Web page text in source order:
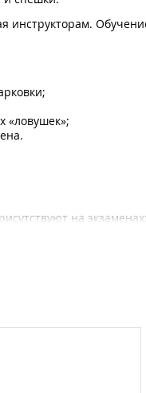
инструкторам.
«ловушек»;
на экзаменах;
водителей с правами);